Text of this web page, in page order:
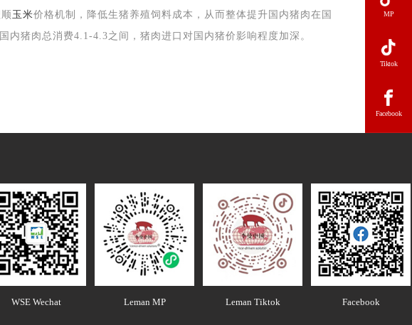
玉米价格机制，降低生猪养殖饲料成本，从而整体提升国内猪肉在国
内猪肉总消费4.1-4.3之间，猪肉进口对国内猪价影响程度加深。
WSE Wechat Leman MP Leman Tiktok Facebook
MP
Tiktok
Facebook